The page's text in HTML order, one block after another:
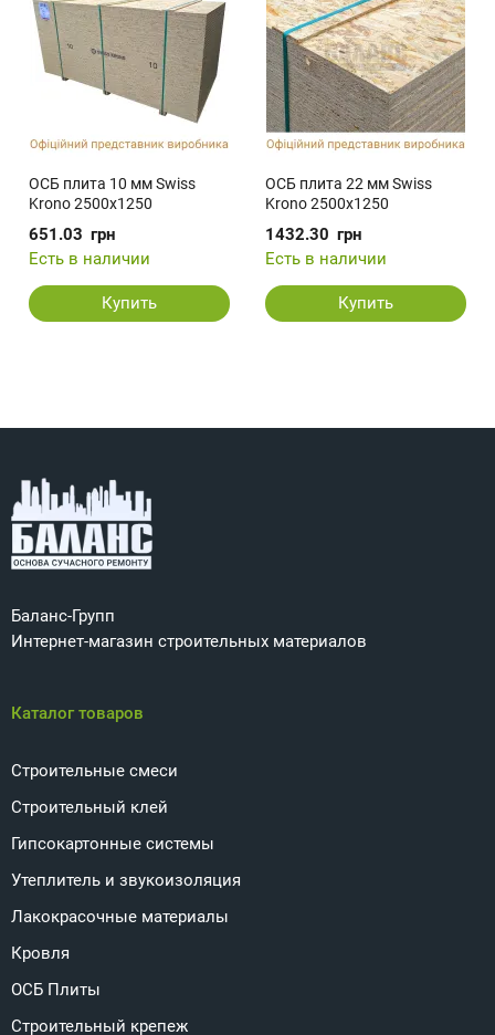
ОСБ плита 10 мм Swiss
Krono 2500х1250
651.03 грн
Есть в наличии
Купить
ОСБ плита 22 мм Swiss
Krono 2500х1250
1432.30 грн
Есть в наличии
Купить
Баланс-Групп
Интернет-магазин строительных материалов
Каталог товаров
Строительные смеси
Строительный клей
Гипсокартонные системы
Утеплитель и звукоизоляция
Лакокрасочные материалы
Кровля
ОСБ Плиты
Строительный крепеж